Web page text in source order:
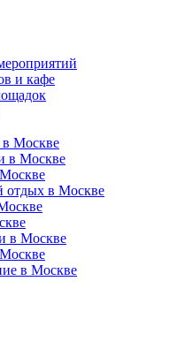
и кафе
в Москве
в Москве
отдых в Москве
в Москве
в Москве